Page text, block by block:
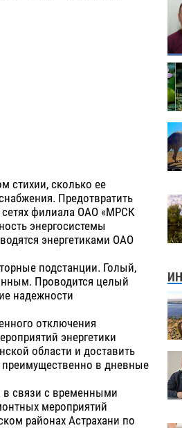
стихии, сколько ее
Предотвратить
сетях филиала ОАО «МРСК
энергосистемы
энергетиками ОАО
подстанции. Голый,
Проводится целый
надежности
отключения
энергетики
области и доставить
преимущественно в дневные
в связи с временными
мероприятий
районах Астрахани по